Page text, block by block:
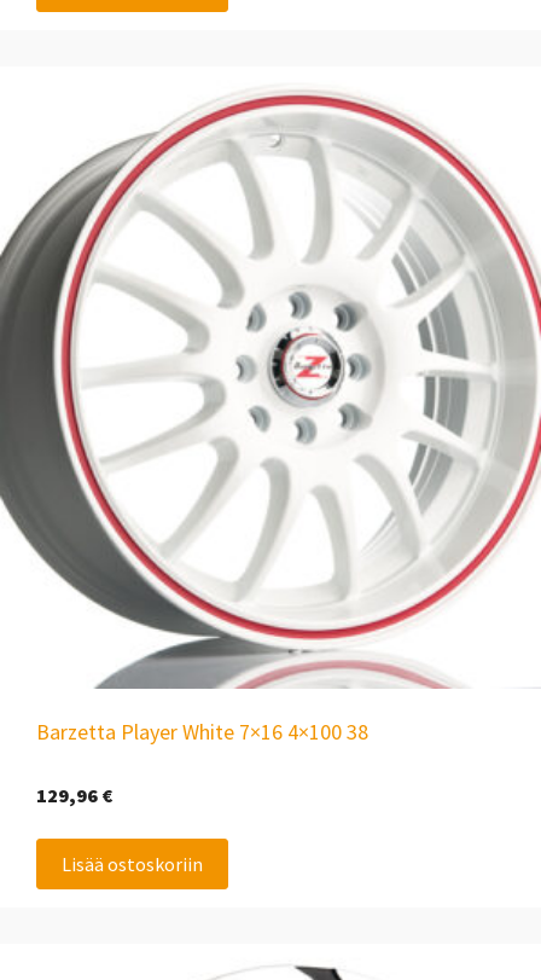
Barzetta Player White 7×16 4×100 38
129,96 €
Lisää ostoskoriin